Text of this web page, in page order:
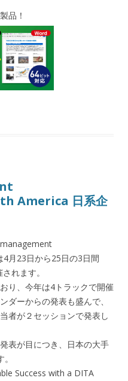
品！
America 日系企
月23日から25日の3日間
れます。
り、今年は4トラックで開催
ダーからの発表も盛んで、
者が２セッションで発表し
表が目につき、日本の大手
Success with a DITA